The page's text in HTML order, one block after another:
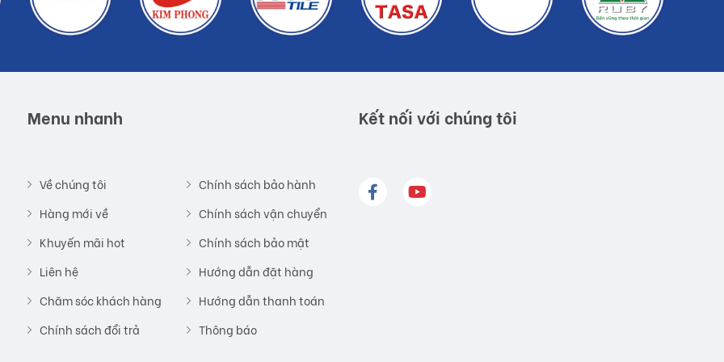
thủ công, sử dụng những nguyên liệu thân thiện với môi
có thêm nhiều sự lựa chọn tùy theo sở thích của mỗi
với mọi không gian kiến trúc...
với thực tế do công nghệ chụp hình và ánh sáng.
mãi.
chính hãng.
Menu nhanh
Về chúng tôi
Hàng mới về
Khuyến mãi hot
Liên hệ
Chăm sóc khách hàng
Chính sách đổi trả
Chính sách bảo hành
Chính sách vận chuyển
Chính sách bảo mật
Hướng dẫn đặt hàng
Hướng dẫn thanh toán
Thông báo
Kết nối với chúng tôi